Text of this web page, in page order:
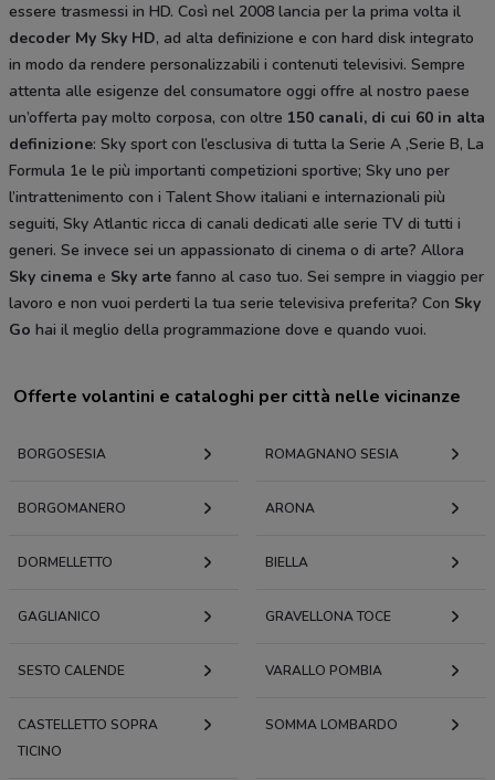
essere trasmessi in HD. Così nel 2008 lancia per la prima volta il
decoder My Sky HD, ad alta definizione e con hard disk integrato
in modo da rendere personalizzabili i contenuti televisivi. Sempre
attenta alle esigenze del consumatore oggi offre al nostro paese
un’offerta pay molto corposa, con oltre 150 canali, di cui 60 in alta
definizione: Sky sport con l’esclusiva di tutta la Serie A ,Serie B, La
Formula 1e le più importanti competizioni sportive; Sky uno per
l’intrattenimento con i Talent Show italiani e internazionali più
seguiti, Sky Atlantic ricca di canali dedicati alle serie TV di tutti i
generi. Se invece sei un appassionato di cinema o di arte? Allora
Sky cinema e Sky arte fanno al caso tuo. Sei sempre in viaggio per
lavoro e non vuoi perderti la tua serie televisiva preferita? Con Sky
Go hai il meglio della programmazione dove e quando vuoi.
Offerte volantini e cataloghi per città nelle vicinanze
BORGOSESIA ROMAGNANO SESIA
BORGOMANERO ARONA
DORMELLETTO BIELLA
GAGLIANICO GRAVELLONA TOCE
SESTO CALENDE VARALLO POMBIA
CASTELLETTO SOPRA
TICINO
SOMMA LOMBARDO